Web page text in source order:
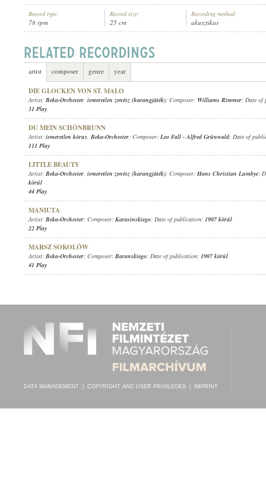
ARTIST: BEKA-ORCHESTER , VEZÉNYEL:
Record type:
78 rpm
Record size:
25 cm
Recording method:
akusztikus
artist composer genre year
DIE GLOCKEN VON ST. MALO
Artist: Beka-Orchester, ismeretlen zenész (harangjáték); Composer: Williams Rimmer; Date of
31 Play
DU MEIN SCHÖNBRUNN
Artist: ismeretlen kórus, Beka-Orchester; Composer: Leo Fall -Alfred Grünwald; Date of
111 Play
LITTLE BEAUTY
Artist: Beka-Orchester, ismeretlen zenész (harangjáték); Composer: Hans Christian Lumbye;
körül
44 Play
MANIUTA
Artist: Beka-Orchester; Composer: Karasinskiego; Date of publication: 1907 körül
22 Play
MARSZ SOKOLÓW
Artist: Beka-Orchester; Composer: Baranskiego; Date of publication: 1907 körül
41 Play
DATA MANAGEMENT COPYRIGHT AND USER PRIVILEGES IMPRINT